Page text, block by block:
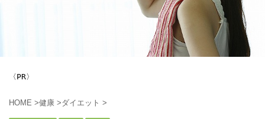
〈PR〉
HOME >健康 >ダイエット >